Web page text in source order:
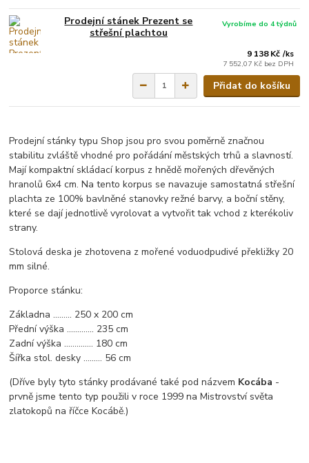
Prodejní stánek Prezent se
střešní plachtou
9 138 Kč /ks
7 552,07 Kč bez DPH
Vyrobíme do 4 týdnů
Přidat do košíku
Prodejní stánky typu Shop jsou pro svou poměrně značnou
stabilitu zvláště vhodné pro pořádání městských trhů a slavností.
Mají kompaktní skládací korpus z hnědě mořených dřevěných
hranolů 6x4 cm. Na tento korpus se navazuje samostatná střešní
plachta ze 100% bavlněné stanovky režné barvy, a boční stěny,
které se dají jednotlivě vyrolovat a vytvořit tak vchod z kterékoliv
strany.
Stolová deska je zhotovena z mořené voduodpudivé překližky 20
mm silné.
Proporce stánku:
Základna ......... 250 x 200 cm
Přední výška ............. 235 cm
Zadní výška .............. 180 cm
Šířka stol. desky ......... 56 cm
(Dříve byly tyto stánky prodávané také pod názvem Kocába -
prvně jsme tento typ použili v roce 1999 na Mistrovství světa
zlatokopů na říčce Kocábě.)